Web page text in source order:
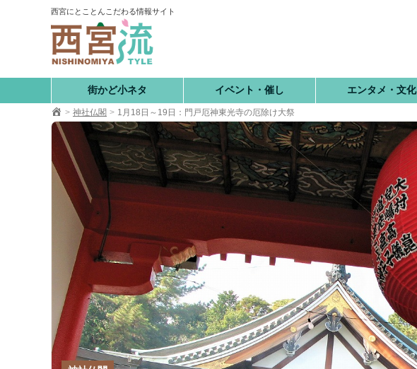
西宮にとことんこだわる情報サイト
街かど小ネタ イベント・催し エンタメ・文化
神社仏閣 1月18日～19日：門戸厄神東光寺の厄除け大祭